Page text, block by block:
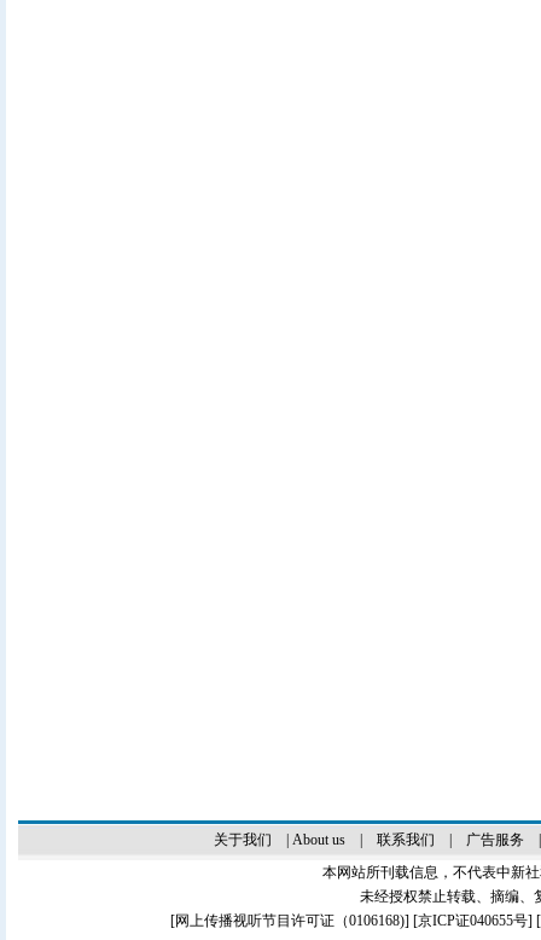
关于我们 About us| 联系我们 广告服务
本网站所刊载信息，不代表中新
未经授权禁止转载、摘编、
[网上传播视听节目许可证（0106168)] [京ICP证040655号]